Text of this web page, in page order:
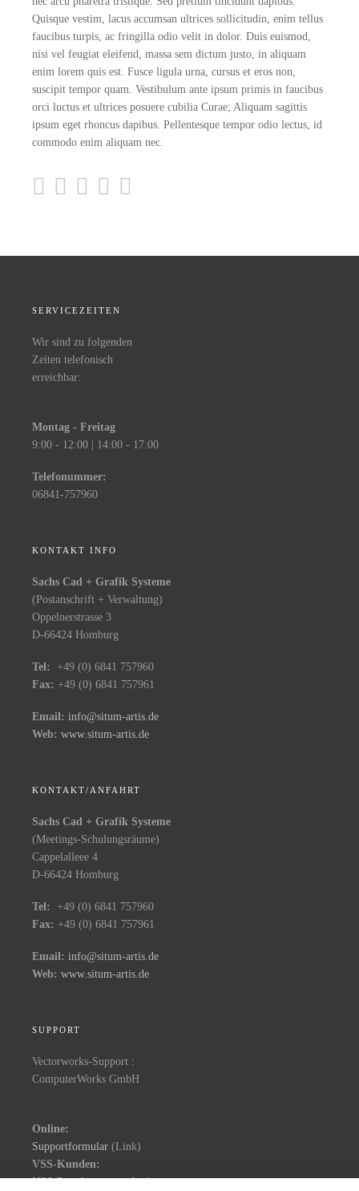
Quisque vestim, lacus accumsan ultrices sollicitudin, enim tellus
faucibus turpis, ac fringilla odio velit in dolor. Duis euismod,
nisi vel feugiat eleifend, massa sem dictum justo, in aliquam
enim lorem quis est. Fusce ligula urna, cursus et eros non,
suscipit tempor quam. Vestibulum ante ipsum primis in faucibus
orci luctus et ultrices posuere cubilia Curae; Aliquam sagittis
ipsum eget rhoncus dapibus. Pellentesque tempor odio lectus, id
commodo enim aliquam nec.
SERVICEZEITEN
Wir sind zu folgenden
Zeiten telefonisch
erreichbar:
Montag - Freitag
9:00 - 12:00 | 14:00 - 17:00
Telefonummer:
06841-757960
KONTAKT INFO
Sachs Cad + Grafik Systeme
(Postanschrift + Verwaltung)
Oppelnerstrasse 3
D-66424 Homburg
Tel:
+49 (0) 6841 757960
Fax: +49 (0) 6841 757961
Email: info@situm-artis.de
Web: www.situm-artis.de
KONTAKT/ANFAHRT
Sachs Cad + Grafik Systeme
(Meetings-Schulungsräume)
Cappelalleee 4
D-66424 Homburg
Tel:
+49 (0) 6841 757960
Fax: +49 (0) 6841 757961
Email: info@situm-artis.de
Web: www.situm-artis.de
SUPPORT
Vectorworks-Support :
ComputerWorks GmbH
Online:
Supportformular (Link)
VSS-Kunden:
VSS-Portal(externer Link)